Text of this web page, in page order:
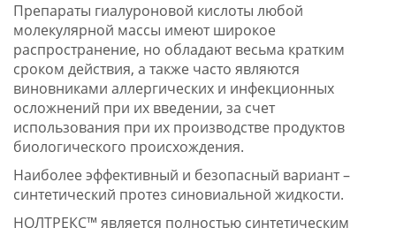
Препараты гиалуроновой кислоты любой
молекулярной массы имеют широкое
распространение, но обладают весьма кратким
сроком действия, а также часто являются
виновниками аллергических и инфекционных
осложнений при их введении, за счет
использования при их производстве продуктов
биологического происхождения.
Наиболее эффективный и безопасный вариант –
синтетический протез синовиальной жидкости.
НОЛТРЕКС™ является полностью синтетическим